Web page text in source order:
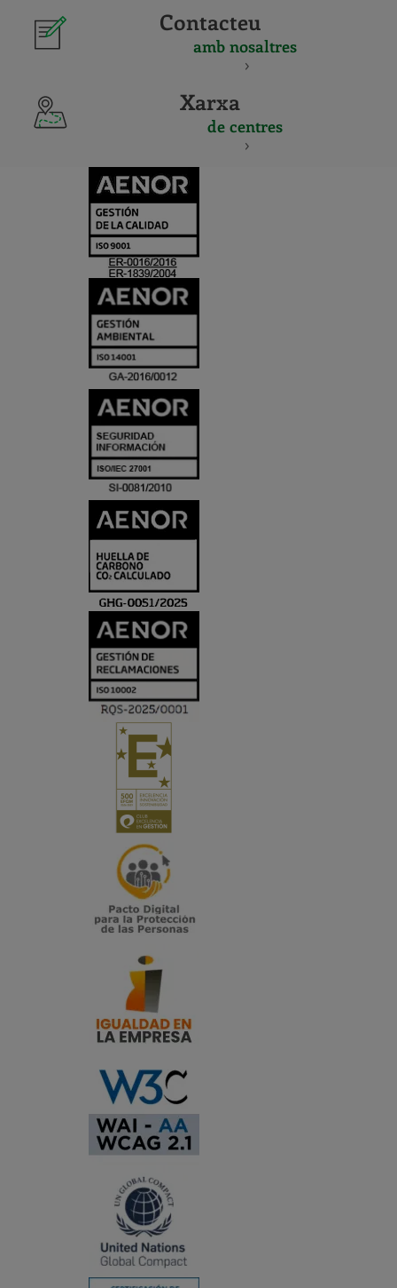
Contacteu
amb nosaltres
Xarxa
de centres